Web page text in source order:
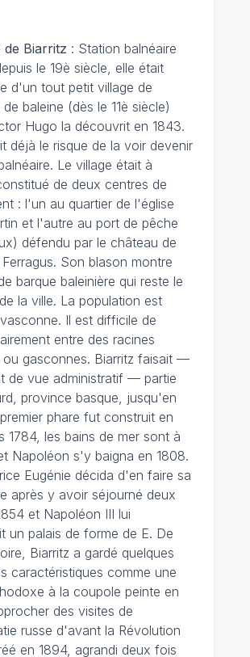
de Biarritz : Station balnéaire
le 19è siècle, elle était
d'un tout petit village de
baleine (dès le 11è siècle)
Hugo la découvrit en 1843.
déjà le risque de la voir devenir
Le village était à
de deux centres de
: l'un au quartier de l'église
et l'autre au port de pêche
défendu par le château de
Son blason montre
barque baleinière qui reste le
la ville. La population est
Il est difficile de
entre des racines
ou gasconnes. Biarritz faisait —
de vue administratif — partie
province basque, jusqu'en
phare fut construit en
1784, les bains de mer sont à
Napoléon s'y baigna en 1808.
Eugénie décida d'en faire sa
après y avoir séjourné deux
et Napoléon III lui
un palais de forme de E. De
Biarritz a gardé quelques
caractéristiques comme une
à la coupole peinte en
des visites de
russe d'avant la Révolution
en 1894, agrandi deux fois